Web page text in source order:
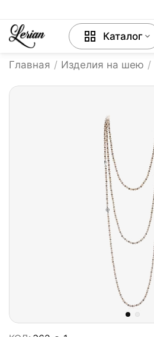
Каталог
Главная / Изделия на шею /